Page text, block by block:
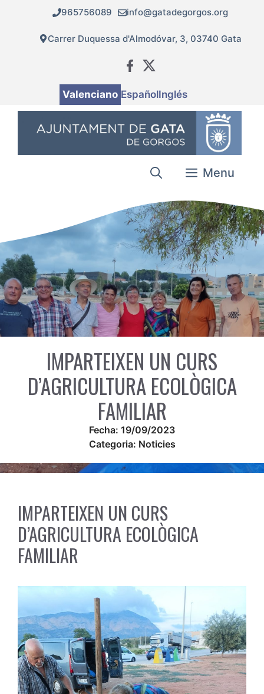
contingut
965756089 info@gatadegorgos.org
Carrer Duquessa d'Almodóvar, 3, 03740 Gata
Valenciano EspañolInglés
Menu
IMPARTEIXEN UN CURS
D’AGRICULTURA ECOLÒGICA
FAMILIAR
Fecha: 19/09/2023
Categoria: Noticies
IMPARTEIXEN UN CURS
D’AGRICULTURA ECOLÒGICA
FAMILIAR